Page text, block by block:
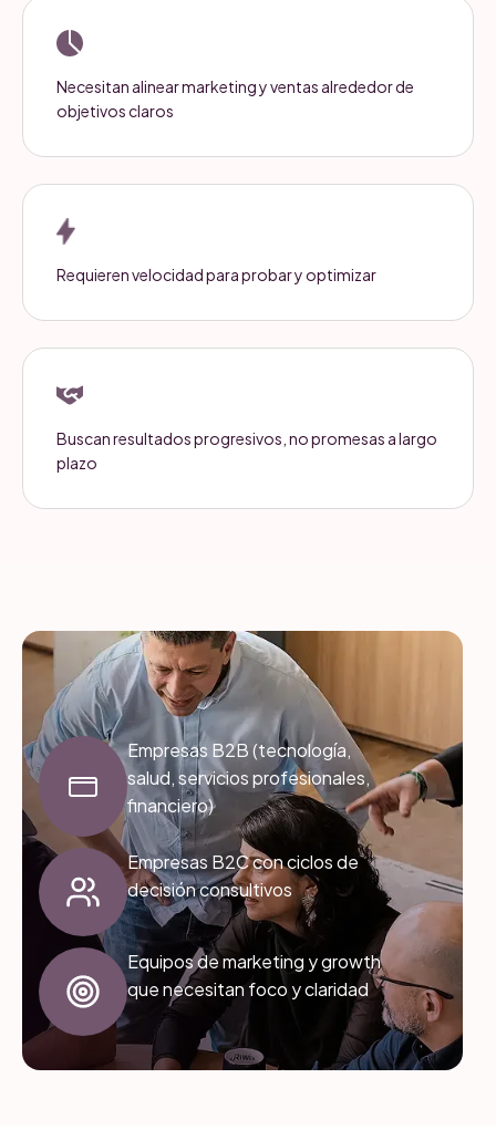
Necesitan alinear marketing y ventas alrededor de
objetivos claros
Requieren velocidad para probar y optimizar
Buscan resultados progresivos, no promesas a largo
plazo
Empresas B2B (tecnología,
salud, servicios profesionales,
financiero)
Empresas B2C con ciclos de
decisión consultivos
Equipos de marketing y growth
que necesitan foco y claridad